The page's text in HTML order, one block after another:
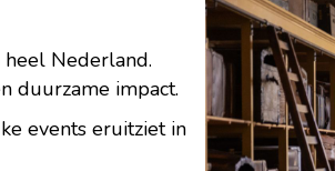
Nederland.
duurzame impact.
events eruitziet in